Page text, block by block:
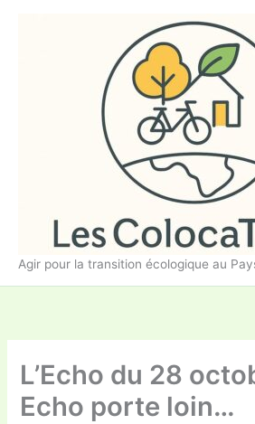
Agir pour la transition écologique au
L’Echo du 28
Echo porte loin…